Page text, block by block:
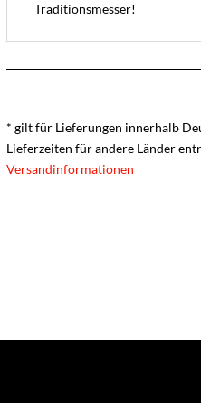
Traditionsmesser!
* gilt für Lieferungen innerhalb
Lieferzeiten für andere Länder
Versandinformationen